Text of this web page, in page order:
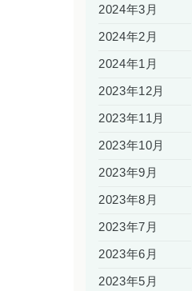
2024年3月
2024年2月
2024年1月
2023年12月
2023年11月
2023年10月
2023年9月
2023年8月
2023年7月
2023年6月
2023年5月